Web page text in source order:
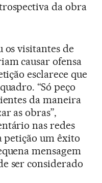
da obra
os visitantes de
causar ofensa
esclarece que
“Só peço
da maneira
as obras”,
nas redes
petição um êxito
mensagem
ser considerado